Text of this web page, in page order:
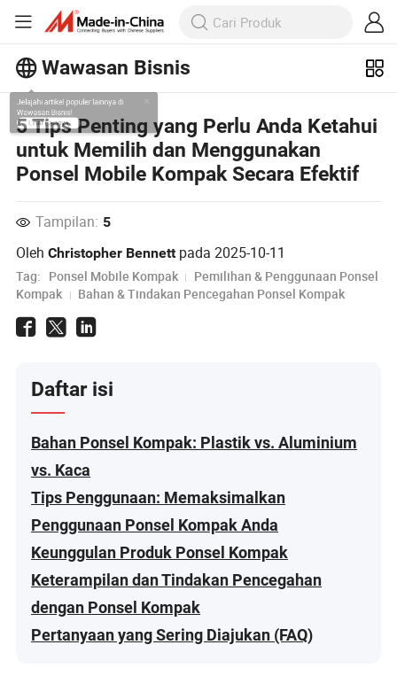
Wawasan Bisnis
Jelajahi artikel populer lainnya di
Wawasan Bisnis!
Lihat Lainnya
5 Tips Penting yang Perlu Anda Ketahui
untuk Memilih dan Menggunakan
Ponsel Mobile Kompak Secara Efektif
Tampilan: 5
OlehChristopher Bennett pada2025-10-11
Tag: Ponsel Mobile Kompak
Pemilihan & Penggunaan Ponsel
Kompak
Bahan & Tindakan Pencegahan Ponsel Kompak
Daftar isi
Bahan Ponsel Kompak: Plastik vs. Aluminium
vs. Kaca
Tips Penggunaan: Memaksimalkan
Penggunaan Ponsel Kompak Anda
Keunggulan Produk Ponsel Kompak
Keterampilan dan Tindakan Pencegahan
dengan Ponsel Kompak
Pertanyaan yang Sering Diajukan (FAQ)